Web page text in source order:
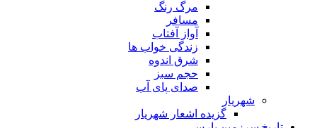
مرگ رنگ
مسافر
آواز آفتاب
زندگی خواب ها
شرق اندوه
حجم سبز
صدای پای آب
شهریار
گزیده اشعار شهریار